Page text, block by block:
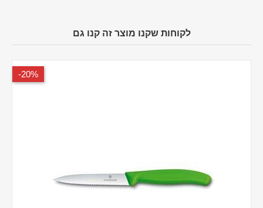
לקוחות שקנו מוצר זה קנו גם
20%-